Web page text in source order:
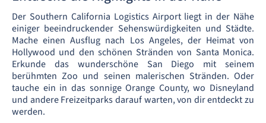
Der Southern California Logistics Airport liegt in der Nähe
einiger beeindruckender Sehenswürdigkeiten und Städte.
Mache einen Ausflug nach Los Angeles, der Heimat von
Hollywood und den schönen Stränden von Santa Monica.
Erkunde das wunderschöne San Diego mit seinem
berühmten Zoo und seinen malerischen Stränden. Oder
tauche ein in das sonnige Orange County, wo Disneyland
und andere Freizeitparks darauf warten, von dir entdeckt zu
werden.